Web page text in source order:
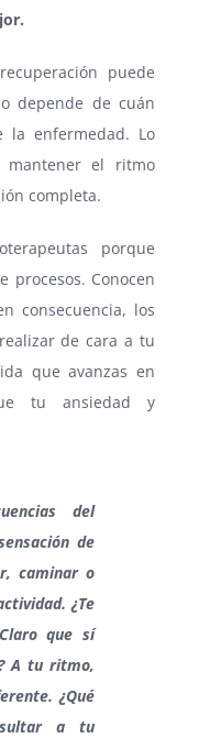
puede
depende de cuán
la enfermedad. Lo
mantener el ritmo
completa.
porque
procesos. Conocen
consecuencia, los
de cara a tu
que avanzas en
tu ansiedad y
del
de
caminar o
¿Te
que sí
A tu ritmo,
¿Qué
a tu